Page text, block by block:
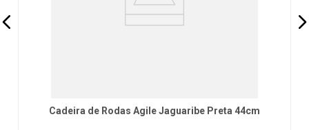
Cadeira de Rodas Agile Jaguaribe Preta 44cm